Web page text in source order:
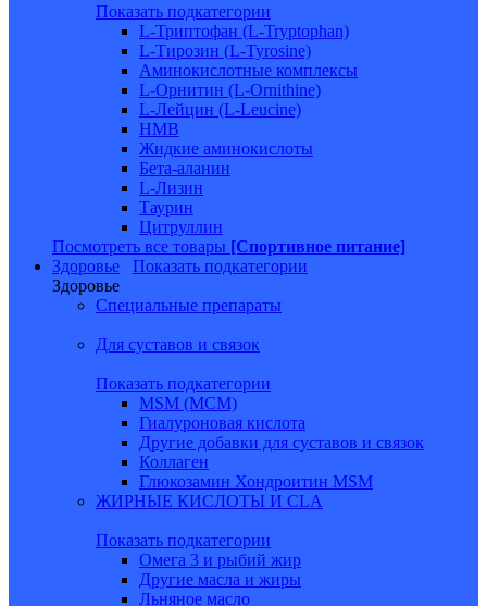
Показать подкатегории
L-Триптофан (L-Tryptophan)
L-Тирозин (L-Tyrosine)
Аминокислотные комплексы
L-Орнитин (L-Ornithine)
L-Лейцин (L-Leucine)
HMB
Жидкие аминокислоты
Бета-аланин
L-Лизин
Таурин
Цитруллин
Посмотреть все товары [Спортивное питание]
Здоровье
Показать подкатегории
Здоровье
Специальные препараты
Для суставов и связок
Показать подкатегории
MSM (МСМ)
Гиалуроновая кислота
Другие добавки для суставов и связок
Коллаген
Глюкозамин Хондроитин MSM
ЖИРНЫЕ КИСЛОТЫ И CLA
Показать подкатегории
Омега 3 и рыбий жир
Другие масла и жиры
Льняное масло